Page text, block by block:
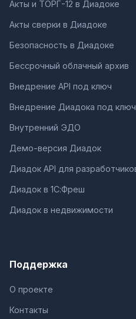
Акты и ТОРГ-12 в Диадоке
Акты сверки в Диадоке
Безопасность в Диадоке
Бессрочный облачный архив
Внедрение API под ключ
Внедрение Диадока под ключ
Внутренний ЭДО
Демо-версия Диадок
Диадок API для
Диадок в 1С:Фреш
Диадок в недвижимости
Поддержка
О проекте
Контакты